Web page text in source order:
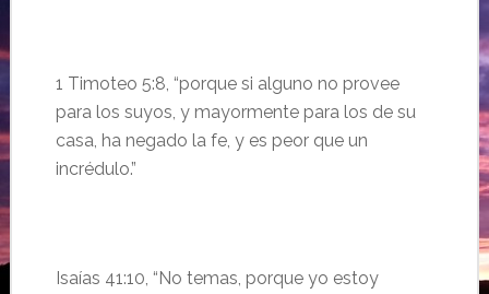
1 Timoteo 5:8, “porque si alguno no provee
para los suyos, y mayormente para los de su
casa, ha negado la fe, y es peor que un
incrédulo.”
Isaías 41:10, “No temas, porque yo estoy